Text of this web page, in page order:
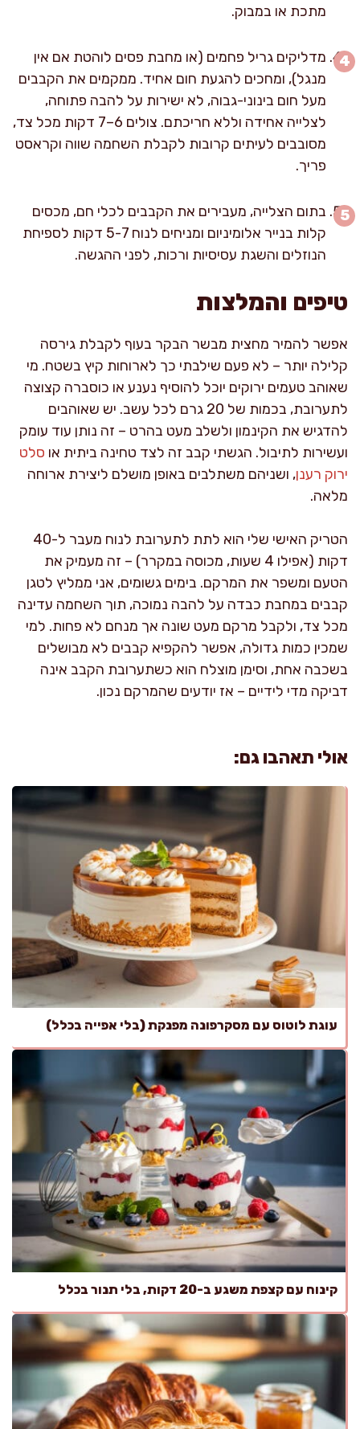
מתכת או במבוק.
מדליקים גריל פחמים (או מחבת פסים לוהטת אם אין
מנגל), ומחכים להגעת חום אחיד. ממקמים את הקבבים
מעל חום בינוני-גבוה, לא ישירות על להבה פתוחה,
לצלייה אחידה וללא חריכתם. צולים 6–7 דקות מכל צד,
מסובבים לעיתים קרובות לקבלת השחמה שווה וקראסט
פריך.
בתום הצלייה, מעבירים את הקבבים לכלי חם, מכסים
קלות בנייר אלומיניום ומניחים לנוח 5-7 דקות לספיחת
הנוזלים והשגת עסיסיות ורכות, לפני ההגשה.
טיפים והמלצות
אפשר להמיר מחצית מבשר הבקר בעוף לקבלת גירסה
קלילה יותר – לא פעם שילבתי כך לארוחות קיץ בשטח. מי
שאוהב טעמים ירוקים יוכל להוסיף נענע או כוסברה קצוצה
לתערובת, בכמות של 20 גרם לכל עשב. יש שאוהבים
להדגיש את הקינמון ולשלב מעט בהרט – זה נותן עוד עומק
ועשירות לתיבול. הגשתי קבב זה לצד טחינה ביתית או סלט
ירוק רענן, ושניהם משתלבים באופן מושלם ליצירת ארוחה
מלאה.
הטריק האישי שלי הוא לתת לתערובת לנוח מעבר ל-40
דקות (אפילו 4 שעות, מכוסה במקרר) – זה מעמיק את
הטעם ומשפר את המרקם. בימים גשומים, אני ממליץ לטגן
קבבים במחבת כבדה על להבה נמוכה, תוך השחמה עדינה
מכל צד, ולקבל מרקם מעט שונה אך מנחם לא פחות. למי
שמכין כמות גדולה, אפשר להקפיא קבבים לא מבושלים
בשכבה אחת, וסימן מוצלח הוא כשתערובת הקבב אינה
דביקה מדי לידיים – אז יודעים שהמרקם נכון.
אולי תאהבו גם:
עוגת לוטוס עם מסקרפונה מפנקת (בלי אפייה בכלל)
קינוח עם קצפת משגע ב-20 דקות, בלי תנור בכלל